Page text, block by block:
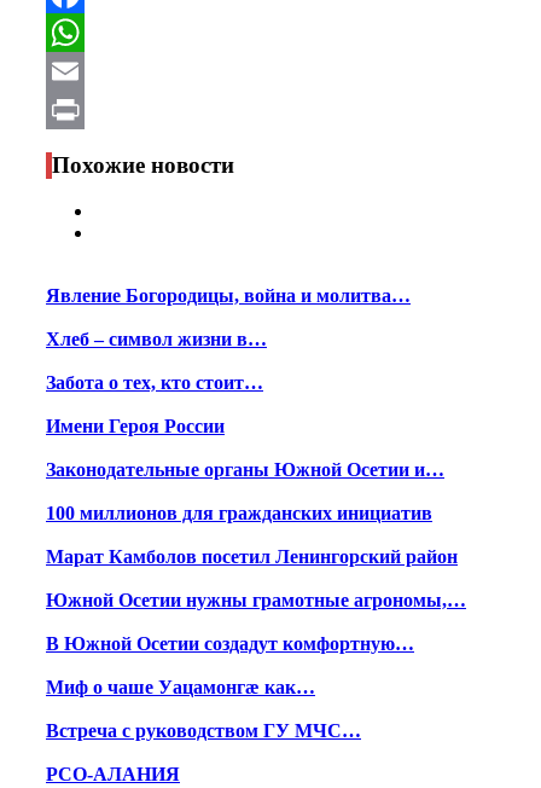
Facebook
WhatsApp
Email
Print
Похожие новости
Явление Богородицы, война и молитва…
Хлеб – символ жизни в…
Забота о тех, кто стоит…
Имени Героя России
Законодательные органы Южной Осетии и…
100 миллионов для гражданских инициатив
Марат Камболов посетил Ленингорский район
Южной Осетии нужны грамотные агрономы,…
В Южной Осетии создадут комфортную…
Миф о чаше Уацамонгæ как…
Встреча с руководством ГУ МЧС…
РСО-АЛАНИЯ